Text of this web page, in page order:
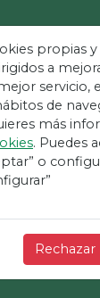
propias
a
servicio,
de
más
. Puedes
o
Rechazar